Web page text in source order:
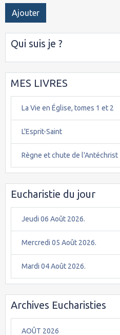
Ajouter
Qui suis je ?
MES LIVRES
La Vie en Église, tomes 1 et 2
L'Esprit-Saint
Règne et chute de l'Antéchrist
Eucharistie du jour
Jeudi 06 Août 2026.
Mercredi 05 Août 2026.
Mardi 04 Août 2026.
Archives Eucharisties
AOÛT 2026